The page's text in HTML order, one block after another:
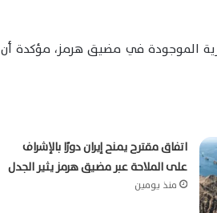
الموجودة في مضيق هرمز، مؤكدة أن
اتفاق مقترح يمنح إيران دورًا بالإشراف
على الملاحة عبر مضيق هرمز يثير الجدل
منذ يومين